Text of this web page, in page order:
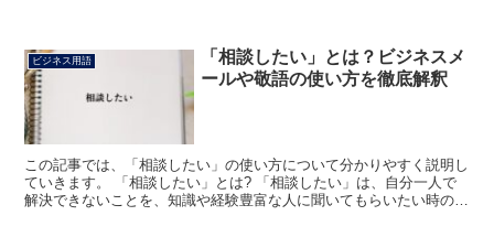
ビジネス用語
「相談したい」とは？ビジネスメ
ールや敬語の使い方を徹底解釈
この記事では、「相談したい」の使い方について分かりやすく説明し
ていきます。 「相談したい」とは? 「相談したい」は、自分一人で
解決できないことを、知識や経験豊富な人に聞いてもらいたい時の表